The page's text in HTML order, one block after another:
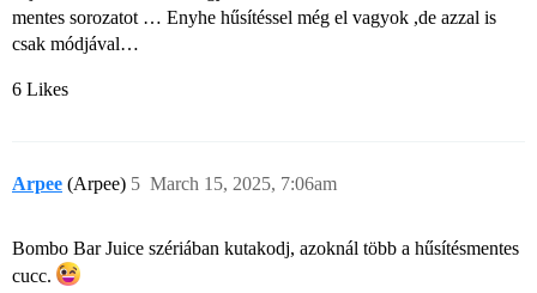
mentes sorozatot … Enyhe hűsítéssel még el vagyok ,de azzal is
csak módjával…
6 Likes
Arpee (Arpee) March 15, 2025, 7:06am
5
Bombo Bar Juice szériában kutakodj, azoknál több a hűsítésmentes
cucc.